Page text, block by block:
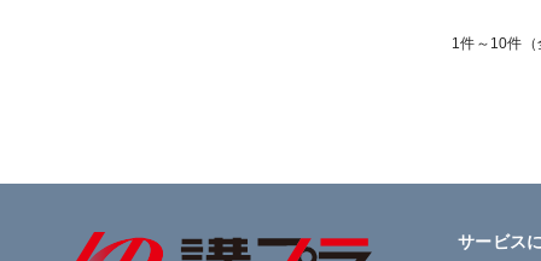
1件～10件
サービス